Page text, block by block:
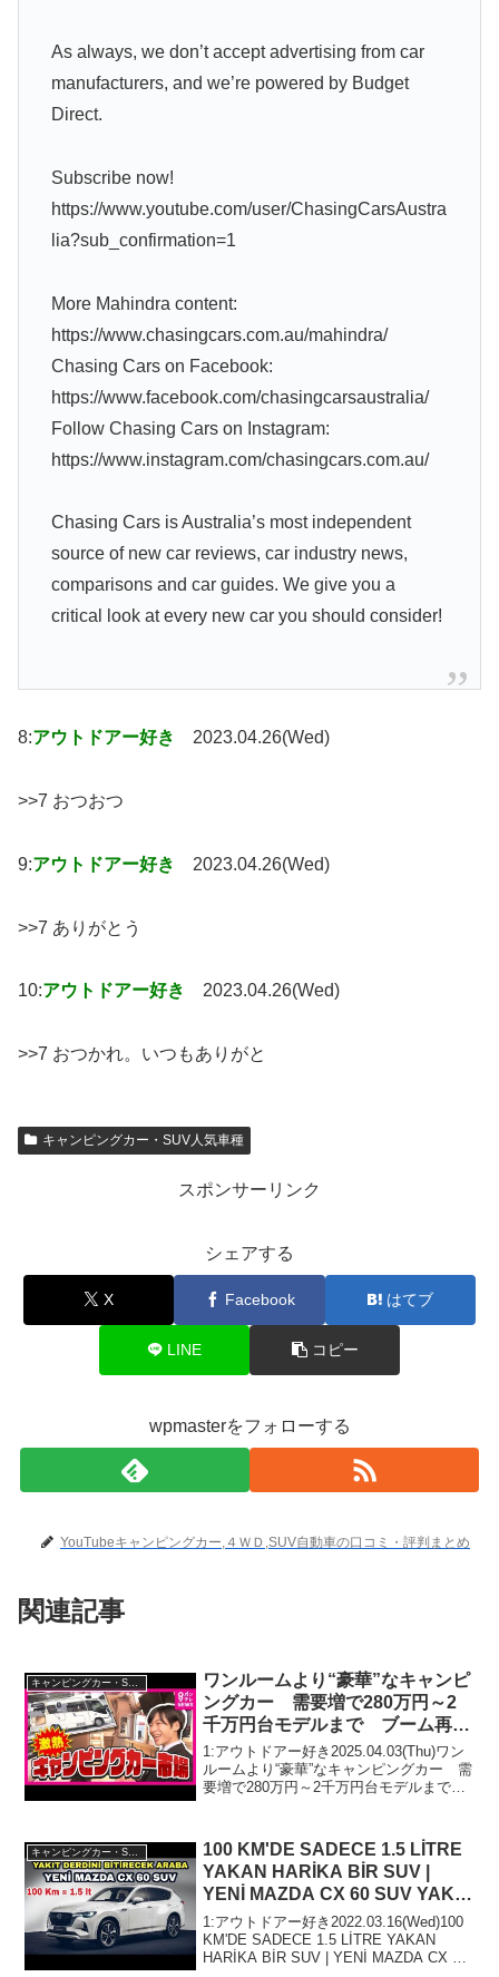
As always, we don’t accept advertising from car
manufacturers, and we’re powered by Budget
Direct.
Subscribe now!
https://www.youtube.com/user/ChasingCarsAustra
lia?sub_confirmation=1
More Mahindra content:
https://www.chasingcars.com.au/mahindra/
Chasing Cars on Facebook:
https://www.facebook.com/chasingcarsaustralia/
Follow Chasing Cars on Instagram:
https://www.instagram.com/chasingcars.com.au/
Chasing Cars is Australia’s most independent
source of new car reviews, car industry news,
comparisons and car guides. We give you a
critical look at every new car you should consider!
8:アウトドアー好き 2023.04.26(Wed)
>>7 おつおつ
9:アウトドアー好き 2023.04.26(Wed)
>>7 ありがとう
10:アウトドアー好き 2023.04.26(Wed)
>>7 おつかれ。いつもありがと
キャンピングカー・SUV人気車種
スポンサーリンク
シェアする
X Facebook はてブ
LINE コピー
wpmasterをフォローする
YouTubeキャンピングカー,４ＷＤ,SUV自動車の口コミ・評判まとめ
関連記事
ワンルームより“豪華”なキャンピ
ングカー 需要増で280万円～2
千万円台モデルまで ブーム再来
の理由〈カンテレNEWS〉
1:アウトドアー好き2025.04.03(Thu)ワン
ルームより“豪華”なキャンピングカー 需
要増で280万円～2千万円台モデルまで
で！！2:アウトドアー好き2025....
キャンピングカー・SUV人気車種
100 KM'DE SADECE 1.5 LİTRE
YAKAN HARİKA BİR SUV |
YENİ MAZDA CX 60 SUV YAKIT
DERDİMİZİ BİTİRECEK
1:アウトドアー好き2022.03.16(Wed)100
KM'DE SADECE 1.5 LİTRE YAKAN
HARİKA BİR SUV | YENİ MAZDA CX 60